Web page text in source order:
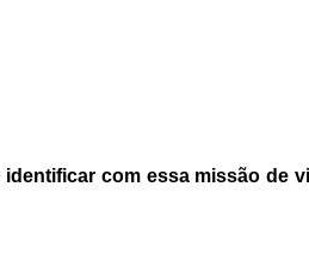
com essa missão de